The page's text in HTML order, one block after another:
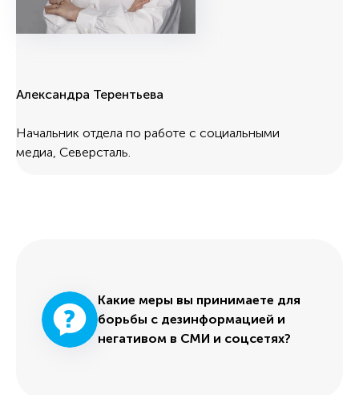
Александра Терентьева
Начальник отдела по работе с социальными
медиа, Северсталь.
Какие меры вы принимаете для
борьбы с дезинформацией и
негативом в СМИ и соцсетях?